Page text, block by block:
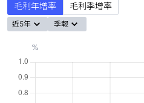
毛利年增率 毛利季增率
近5年 季報